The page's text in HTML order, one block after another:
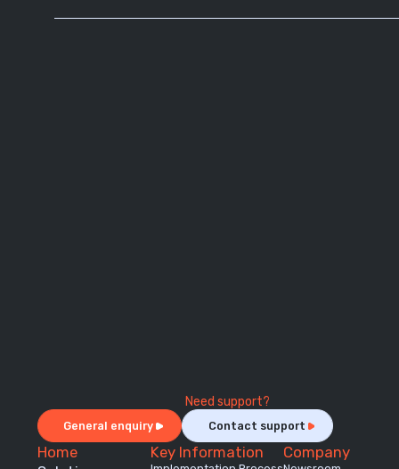
Need support?
General enquiry Contact support
Home
Key Information Company